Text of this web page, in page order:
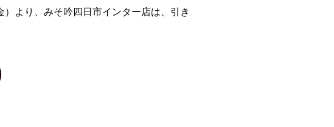
より、みそ吟四日市インター店は、引き